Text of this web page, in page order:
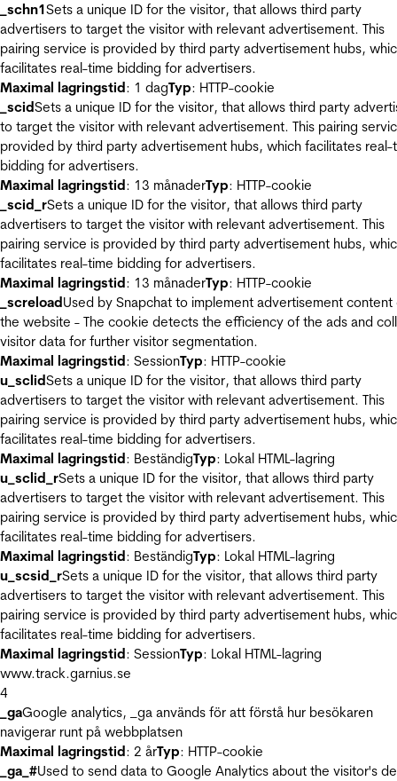
_schn1Sets a unique ID for the visitor, that allows third party
advertisers to target the visitor with relevant advertisement. This
pairing service is provided by third party advertisement hubs,
facilitates real-time bidding for advertisers.
Maximal lagringstid: 1 dagTyp: HTTP-cookie
_scidSets a unique ID for the visitor, that allows third party
to target the visitor with relevant advertisement. This pairing
provided by third party advertisement hubs, which facilitates real-
bidding for advertisers.
Maximal lagringstid: 13 månaderTyp: HTTP-cookie
_scid_rSets a unique ID for the visitor, that allows third party
advertisers to target the visitor with relevant advertisement. This
pairing service is provided by third party advertisement hubs,
facilitates real-time bidding for advertisers.
Maximal lagringstid: 13 månaderTyp: HTTP-cookie
_screloadUsed by Snapchat to implement advertisement content
the website - The cookie detects the efficiency of the ads and
visitor data for further visitor segmentation.
Maximal lagringstid: SessionTyp: HTTP-cookie
u_sclidSets a unique ID for the visitor, that allows third party
advertisers to target the visitor with relevant advertisement. This
pairing service is provided by third party advertisement hubs,
facilitates real-time bidding for advertisers.
Maximal lagringstid: BeständigTyp: Lokal HTML-lagring
u_sclid_rSets a unique ID for the visitor, that allows third party
advertisers to target the visitor with relevant advertisement. This
pairing service is provided by third party advertisement hubs,
facilitates real-time bidding for advertisers.
Maximal lagringstid: BeständigTyp: Lokal HTML-lagring
u_scsid_rSets a unique ID for the visitor, that allows third party
advertisers to target the visitor with relevant advertisement. This
pairing service is provided by third party advertisement hubs,
facilitates real-time bidding for advertisers.
Maximal lagringstid: SessionTyp: Lokal HTML-lagring
www.track.garnius.se
4
_gaGoogle analytics, _ga används för att förstå hur besökaren
navigerar runt på webbplatsen
Maximal lagringstid: 2 årTyp: HTTP-cookie
_ga_#Used to send data to Google Analytics about the visitor's